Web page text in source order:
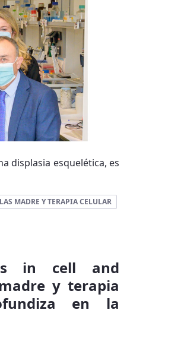
displasia esquelética, es
MADRE Y TERAPIA CELULAR
in cell and
y terapia
en la